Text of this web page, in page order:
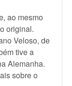
ao mesmo
original.
Veloso, de
tive a
Alemanha.
sobre o